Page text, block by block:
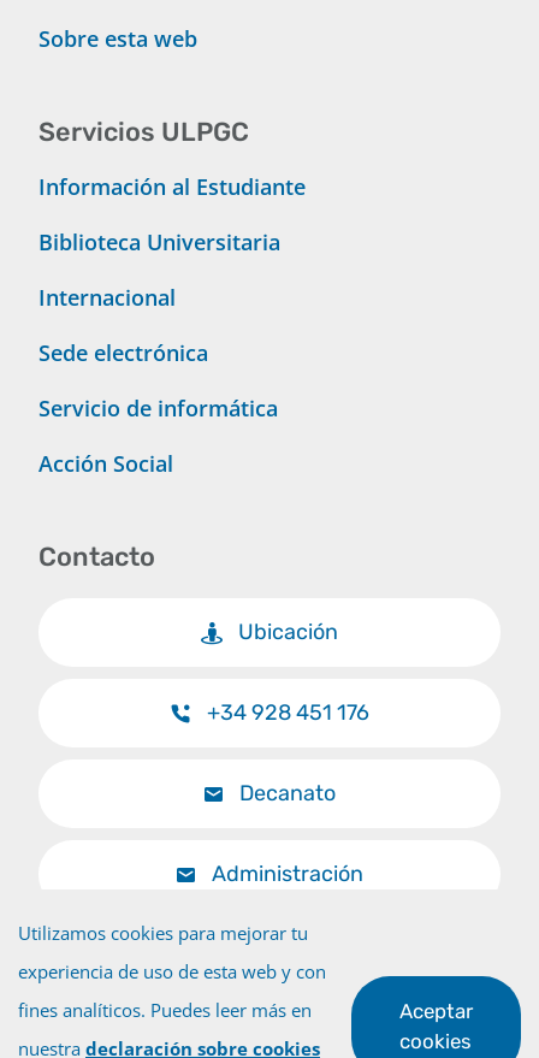
Sobre esta web
Servicios ULPGC
Información al Estudiante
Biblioteca Universitaria
Internacional
Sede electrónica
Servicio de informática
Acción Social
Contacto
Ubicación
+34 928 451 176
Decanato
Administración
Utilizamos cookies para mejorar tu
experiencia de uso de esta web y con
fines analíticos. Puedes leer más en
nuestra declaración sobre cookies
Aceptar
cookies